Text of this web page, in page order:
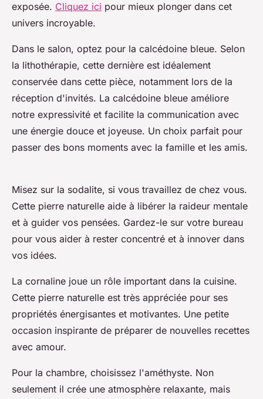
exposée. Cliquez ici pour mieux plonger dans cet
univers incroyable.
Dans le salon, optez pour la calcédoine bleue. Selon
la lithothérapie, cette dernière est idéalement
conservée dans cette pièce, notamment lors de la
réception d'invités. La calcédoine bleue améliore
notre expressivité et facilite la communication avec
une énergie douce et joyeuse. Un choix parfait pour
passer des bons moments avec la famille et les amis.
Misez sur la sodalite, si vous travaillez de chez vous.
Cette pierre naturelle aide à libérer la raideur mentale
et à guider vos pensées. Gardez-le sur votre bureau
pour vous aider à rester concentré et à innover dans
vos idées.
La cornaline joue un rôle important dans la cuisine.
Cette pierre naturelle est très appréciée pour ses
propriétés énergisantes et motivantes. Une petite
occasion inspirante de préparer de nouvelles recettes
avec amour.
Pour la chambre, choisissez l'améthyste. Non
seulement il crée une atmosphère relaxante, mais